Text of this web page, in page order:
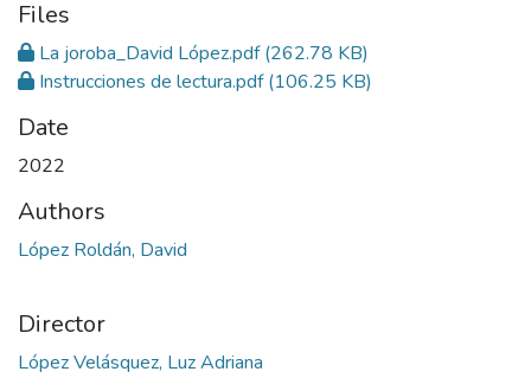
Files
La joroba_David López.pdf(262.78 KB)
Instrucciones de lectura.pdf(106.25 KB)
Date
2022
Authors
López Roldán, David
Director
López Velásquez, Luz Adriana